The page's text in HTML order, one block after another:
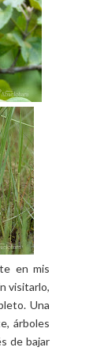
en mis
visitarlo,
Una
árboles
de bajar